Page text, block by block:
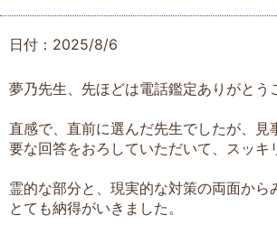
日付：2025/8/6
夢乃先生、先ほどは電話鑑定ありがとう
直感で、直前に選んだ先生でしたが、見
要な回答をおろしていただいて、スッキ
霊的な部分と、現実的な対策の両面から
とても納得がいきました。